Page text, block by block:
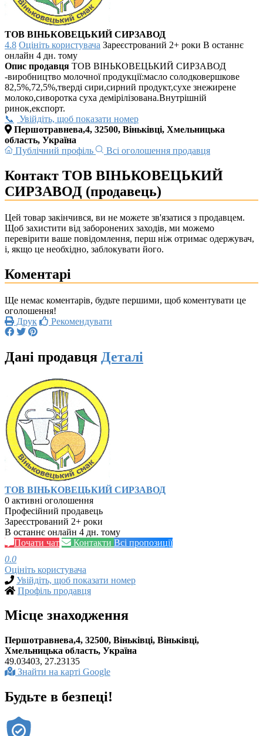
ТОВ ВІНЬКОВЕЦЬКИЙ СИРЗАВОД
4.8 Оцініть користувача Зареєстрований 2+ роки В останнє
онлайн 4 дн. тому
Опис продавця ТОВ ВІНЬКОВЕЦЬКИЙ СИРЗАВОД
-виробництво молочної продукції:масло солодковершкове
82,5%,72,5%,тверді сири,сирний продукт,сухе знежирене
молоко,сиворотка суха демірілізована.Внутрішній
ринок,експорт.
Увійдіть, щоб показати номер
Першотравнева,4, 32500, Віньківці, Хмельницька
область, Україна
Публічний профіль
Всі оголошення продавця
Контакт ТОВ ВІНЬКОВЕЦЬКИЙ
СИРЗАВОД (продавець)
Цей товар закінчився, ви не можете зв'язатися з продавцем.
Щоб захистити від заборонених заходів, ми можемо
перевірити ваше повідомлення, перш ніж отримає одержувач,
і, якщо це необхідно, заблокувати його.
Коментарі
Ще немає коментарів, будьте першими, щоб коментувати це
оголошення!
Друк
Рекомендувати
Дані продавця Деталі
ТОВ ВІНЬКОВЕЦЬКИЙ СИРЗАВОД
0 активні оголошення
Професійний продавець
Зареєстрований 2+ роки
В останнє онлайн 4 дн. тому
Почати чат
Контакти Всі пропозиції
0.0
Оцініть користувача
Увійдіть, щоб показати номер
Профіль продавця
Місце знаходження
Першотравнева,4, 32500, Віньківці, Віньківці,
Хмельницька область, Україна
49.03403, 27.23135
Знайти на карті Google
Будьте в безпеці!